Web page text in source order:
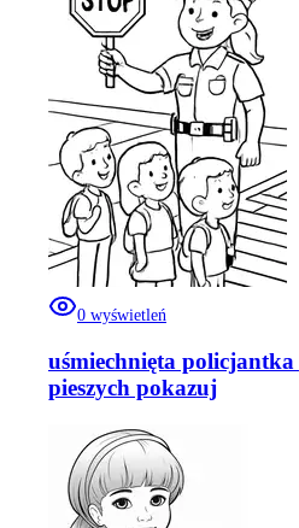
0 wyświetleń
uśmiechnięta
pieszych pokazuj